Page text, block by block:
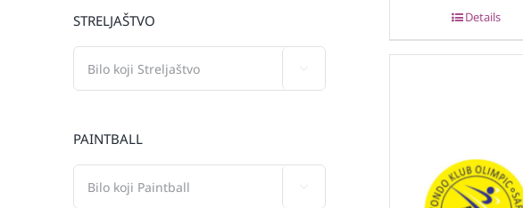
Details
STRELJAŠTVO
PAINTBALL